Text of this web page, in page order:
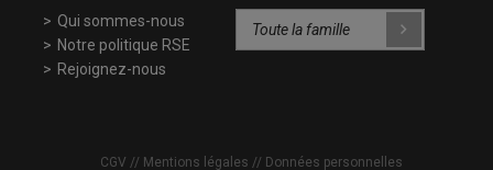
Qui sommes-nous
Notre politique RSE
Rejoignez-nous
CGV Mentions légales Données personnelles